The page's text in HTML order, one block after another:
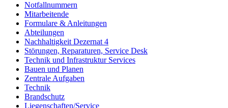
Notfallnummern
Mitarbeitende
Formulare & Anleitungen
Abteilungen
Nachhaltigkeit Dezernat 4
Störungen, Reparaturen, Service Desk
Technik und Infrastruktur Services
Bauen und Planen
Zentrale Aufgaben
Technik
Brandschutz
Liegenschaften/Service